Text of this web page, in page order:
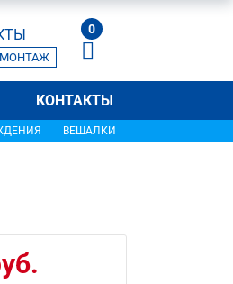
МОНТАЖ
0
КОНТАКТЫ
ВЕШАЛКИ